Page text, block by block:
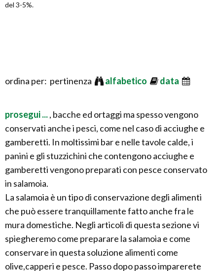
del 3-5%.
ordina per: pertinenza alfabetico data
prosegui ..., bacche ed ortaggi ma spesso vengono
conservati anche i pesci, come nel caso di acciughe e
gamberetti. In moltissimi bar e nelle tavole calde, i
panini e gli stuzzichini che contengono acciughe e
gamberetti vengono preparati con pesce conservato
in salamoia.
La salamoia è un tipo di conservazione degli alimenti
che può essere tranquillamente fatto anche fra le
mura domestiche. Negli articoli di questa sezione vi
spiegheremo come preparare la salamoia e come
conservare in questa soluzione alimenti come
olive,capperi e pesce. Passo dopo passo imparerete